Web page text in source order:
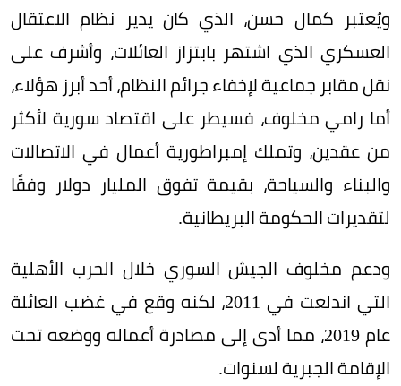
ويُعتبر كمال حسن، الذي كان يدير نظام الاعتقال
العسكري الذي اشتهر بابتزاز العائلات، وأشرف على
نقل مقابر جماعية لإخفاء جرائم النظام، أحد أبرز هؤلاء،
أما رامي مخلوف، فسيطر على اقتصاد سورية لأكثر
من عقدين، وتملك إمبراطورية أعمال في الاتصالات
والبناء والسياحة، بقيمة تفوق المليار دولار وفقًا
لتقديرات الحكومة البريطانية.
ودعم مخلوف الجيش السوري خلال الحرب الأهلية
التي اندلعت في 2011، لكنه وقع في غضب العائلة
عام 2019، مما أدى إلى مصادرة أعماله ووضعه تحت
الإقامة الجبرية لسنوات.